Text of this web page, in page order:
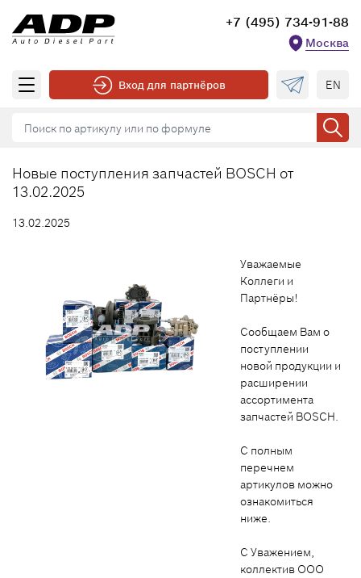
+7 (495) 734-91-88
Москва
Вход для партнёров EN
Новые поступления запчастей BOSCH от
13.02.2025
13.02.2025
Уважаемые
Коллеги и
Партнёры!
Сообщаем Вам о
поступлении
новой продукции и
расширении
ассортимента
запчастей BOSCH.
С полным
перечнем
артикулов можно
ознакомиться
ниже.
С Уважением,
коллектив ООО